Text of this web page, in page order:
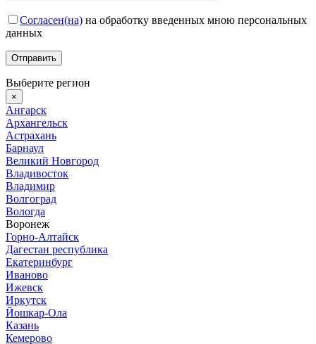
Согласен(на) на обработку введенных мною персональных
данных
Выберите регион
×
Ангарск
Архангельск
Астрахань
Барнаул
Великий Новгород
Владивосток
Владимир
Волгоград
Вологда
Воронеж
Горно-Алтайск
Дагестан республика
Екатеринбург
Иваново
Ижевск
Иркутск
Йошкар-Ола
Казань
Кемерово